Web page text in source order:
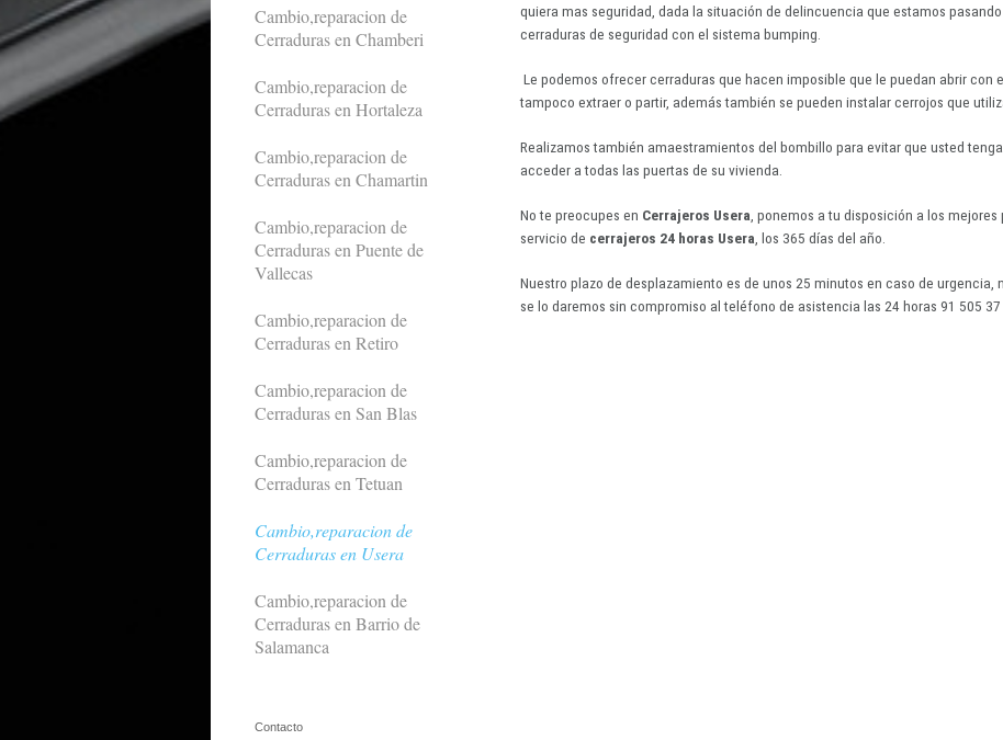
quiera mas seguridad, dada la situación de delincuencia que estamos
cerraduras de seguridad con el sistema bumping.
Le podemos ofrecer cerraduras que hacen imposible que le puedan abrir con
tampoco extraer o partir, además también se pueden instalar cerrojos que
Realizamos también amaestramientos del bombillo para evitar que usted
acceder a todas las puertas de su vivienda.
No te preocupes en Cerrajeros Usera , ponemos a tu disposición a los
servicio de cerrajeros 24 horas Usera , los 365 días del año.
Nuestro plazo de desplazamiento es de unos 25 minutos en caso de urgencia,
se lo daremos sin compromiso al teléfono de asistencia las 24 horas 91 505 37
Cambio,reparacion de
Cerraduras en Chamberi
Cambio,reparacion de
Cerraduras en Hortaleza
Cambio,reparacion de
Cerraduras en Chamartin
Cambio,reparacion de
Cerraduras en Puente de
Vallecas
Cambio,reparacion de
Cerraduras en Retiro
Cambio,reparacion de
Cerraduras en San Blas
Cambio,reparacion de
Cerraduras en Tetuan
Cambio,reparacion de
Cerraduras en Usera
Cambio,reparacion de
Cerraduras en Barrio de
Salamanca
Contacto